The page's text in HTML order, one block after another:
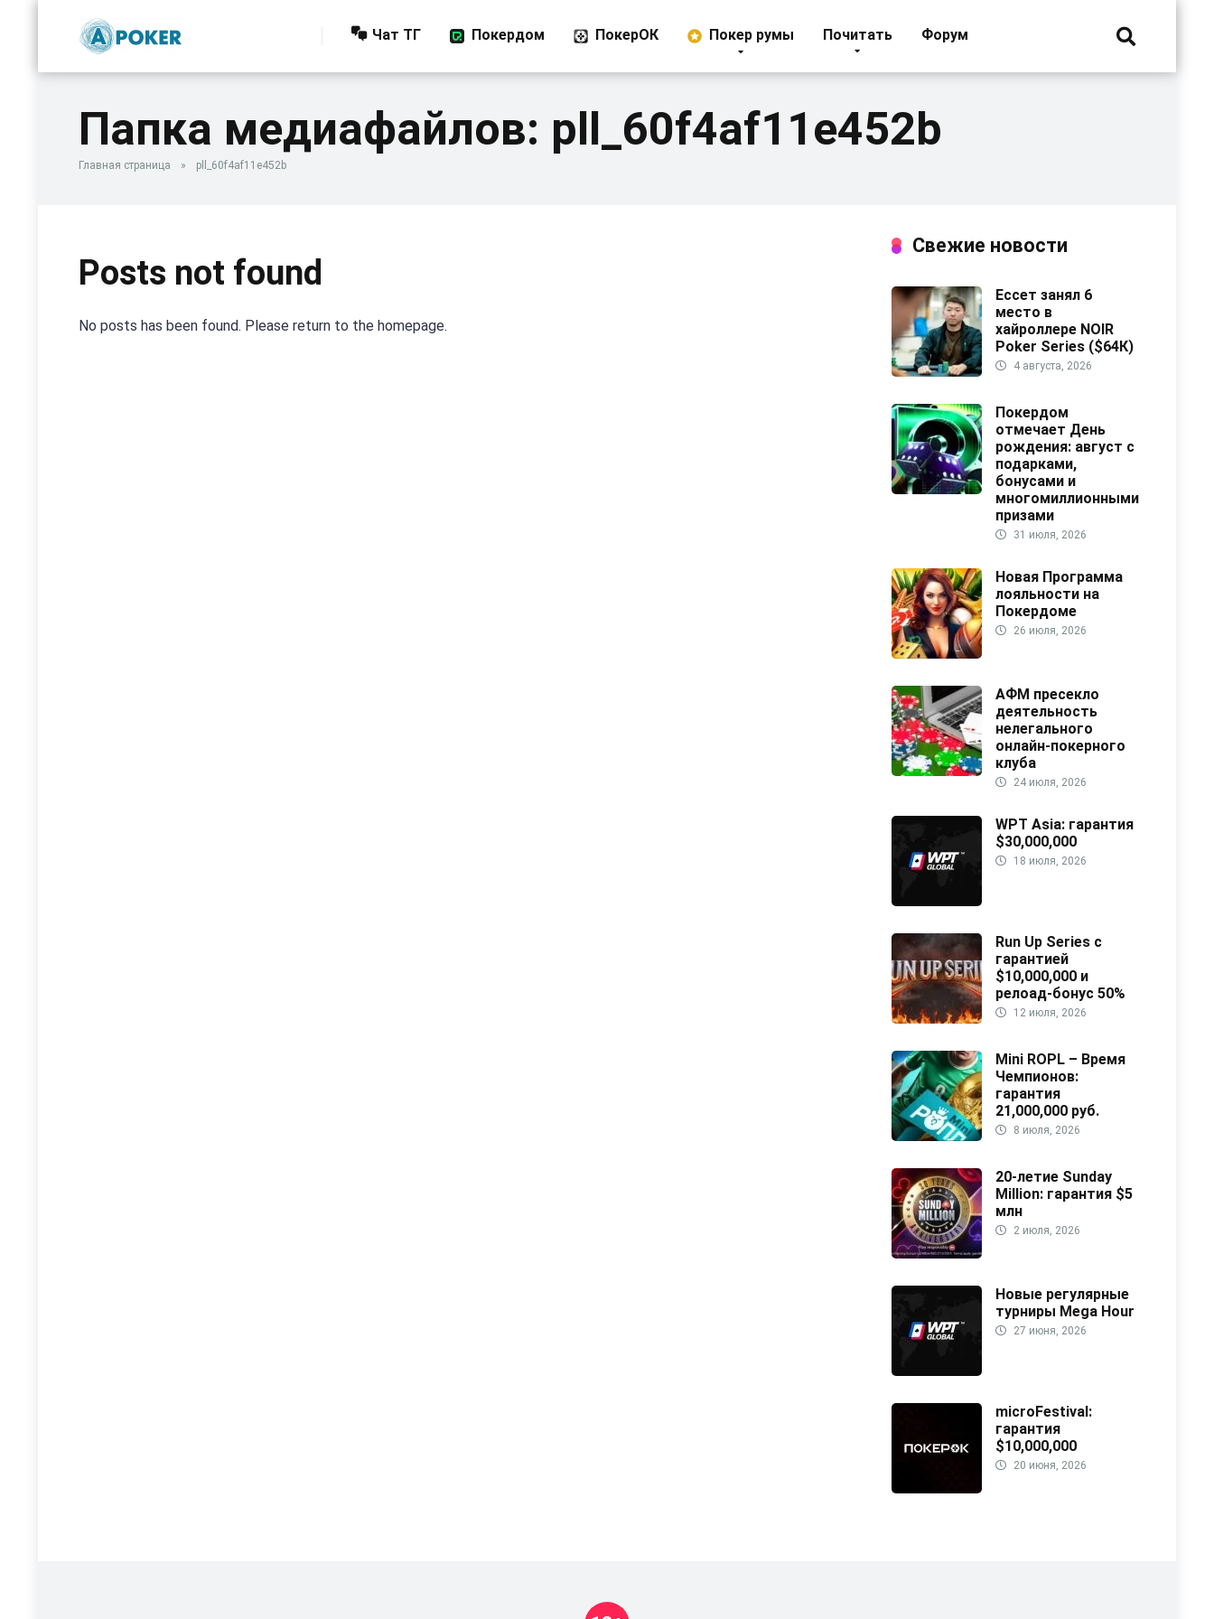
Чат ТГ Покердом ПокерОК Покер румы Почитать Форум
Папка медиафайлов: pll_60f4af11e452b
Главная страница » pll_60f4af11e452b
Posts not found
No posts has been found. Please return to the homepage.
Свежие новости
Ессет занял 6
место в
хайроллере NOIR
Poker Series ($64К)
4 августа, 2026
Покердом
отмечает День
рождения: август с
подарками,
бонусами и
многомиллионными
призами
31 июля, 2026
Новая Программа
лояльности на
Покердоме
26 июля, 2026
АФМ пресекло
деятельность
нелегального
онлайн-покерного
клуба
24 июля, 2026
WPT Asia: гарантия
$30,000,000
18 июля, 2026
Run Up Series с
гарантией
$10,000,000 и
релоад-бонус 50%
12 июля, 2026
Mini ROPL – Время
Чемпионов:
гарантия
21,000,000 руб.
8 июля, 2026
20-летие Sunday
Million: гарантия $5
млн
2 июля, 2026
Новые регулярные
турниры Mega Hour
27 июня, 2026
microFestival:
гарантия
$10,000,000
20 июня, 2026